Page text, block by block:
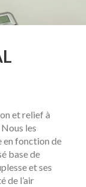
et relief à
les
en fonction de
base de
et ses
de l’air